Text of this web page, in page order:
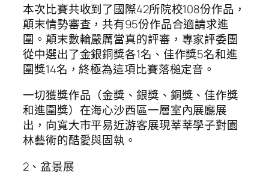
本次比賽共收到了國際42所院校108份作品，
顛末情勢審查，共有95份作品合適請求進
圍。顛末數輪嚴厲當真的評審，專家評委團
從中選出了金銀銅獎各1名、佳作獎5名和進
圍獎14名，終極為這項比賽落槌定音。
一切獲獎作品（金獎、銀獎、銅獎、佳作獎
和進圍獎）在海心沙西區一層室內展廳展
出，向寬大市平易近游客展現莘莘學子對園
林藝術的酷愛與固執。
2、盆景展